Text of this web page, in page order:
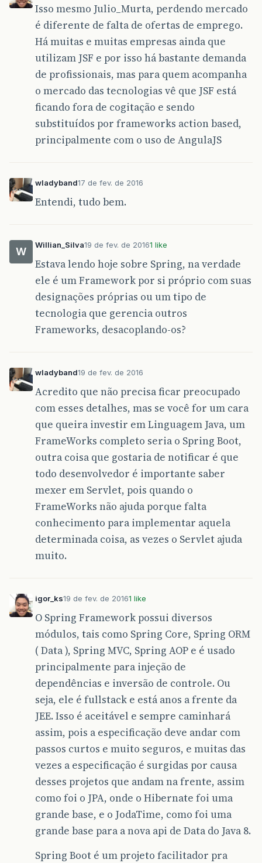
Isso mesmo Julio_Murta, perdendo mercado
é diferente de falta de ofertas de emprego.
Há muitas e muitas empresas ainda que
utilizam JSF e por isso há bastante demanda
de profissionais, mas para quem acompanha
o mercado das tecnologias vê que JSF está
ficando fora de cogitação e sendo
substituídos por frameworks action based,
principalmente com o uso de AngulaJS
wladyband17 de fev. de 2016
Entendi, tudo bem.
W
Willian_Silva19 de fev. de 20161 like
Estava lendo hoje sobre Spring, na verdade
ele é um Framework por si próprio com suas
designações próprias ou um tipo de
tecnologia que gerencia outros
Frameworks, desacoplando-os?
wladyband19 de fev. de 2016
Acredito que não precisa ficar preocupado
com esses detalhes, mas se você for um cara
que queira investir em Linguagem Java, um
FrameWorks completo seria o Spring Boot,
outra coisa que gostaria de notificar é que
todo desenvolvedor é importante saber
mexer em Servlet, pois quando o
FrameWorks não ajuda porque falta
conhecimento para implementar aquela
determinada coisa, as vezes o Servlet ajuda
muito.
igor_ks19 de fev. de 20161 like
O Spring Framework possui diversos
módulos, tais como Spring Core, Spring ORM
( Data ), Spring MVC, Spring AOP e é usado
principalmente para injeção de
dependências e inversão de controle. Ou
seja, ele é fullstack e está anos a frente da
JEE. Isso é aceitável e sempre caminhará
assim, pois a especificação deve andar com
passos curtos e muito seguros, e muitas das
vezes a especificação é surgidas por causa
desses projetos que andam na frente, assim
como foi o JPA, onde o Hibernate foi uma
grande base, e o JodaTime, como foi uma
grande base para a nova api de Data do Java 8.
Spring Boot é um projeto facilitador pra